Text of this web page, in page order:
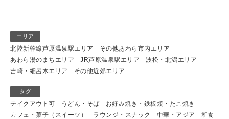
エリア
北陸新幹線芦原温泉駅エリア
その他あわら市内エリア
あわら湯のまちエリア
JR芦原温泉駅エリア
波松・北潟エリア
吉崎・細呂木エリア
その他近郊エリア
タグ
テイクアウト可 うどん・そば
お好み焼き・鉄板焼・たこ焼き
カフェ・菓子（スイーツ）
ラウンジ・スナック 中華・アジア
和食